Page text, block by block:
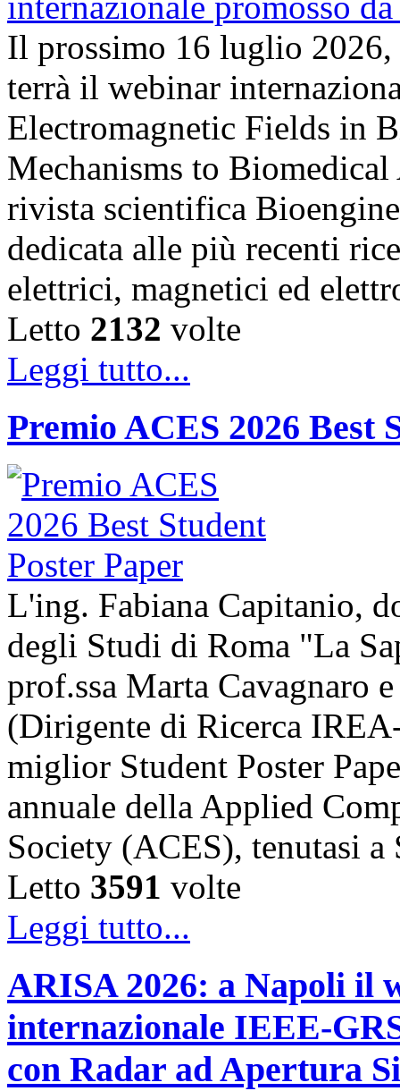
Il prossimo 16 luglio
terrà il webinar
Electromagnetic Fields in
Mechanisms to
rivista scientifica
dedicata alle più recenti
elettrici, magnetici ed
Letto 2132 volte
Leggi tutto...
Premio ACES 2026 Best
L'ing. Fabiana Capitanio,
degli Studi di Roma "La
prof.ssa Marta Cavagnaro
(Dirigente di Ricerca
miglior Student Poster
annuale della Applied
Society (ACES), tenutasi
Letto 3591 volte
Leggi tutto...
ARISA 2026: a Napoli il
internazionale IEEE-
con Radar ad Apertura